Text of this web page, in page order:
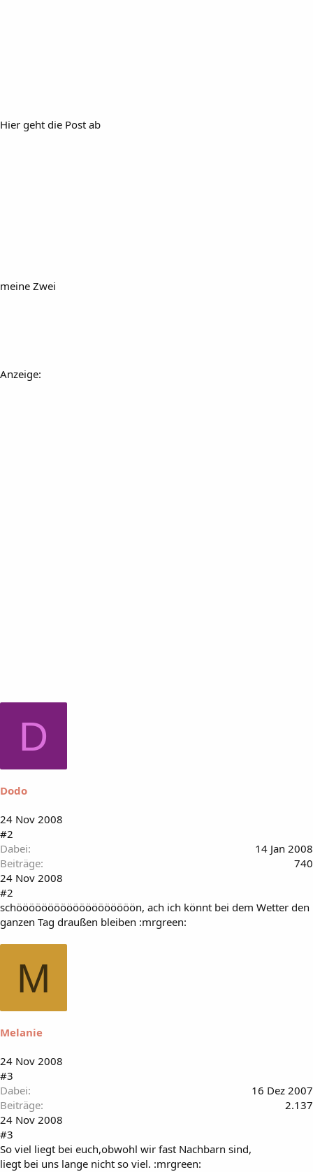
Hier geht die Post ab
meine Zwei
Anzeige:
D
Dodo
24 Nov 2008
#2
Dabei
14 Jan 2008
Beiträge
740
24 Nov 2008
#2
schööööööööööööööööööön, ach ich könnt bei dem Wetter den
ganzen Tag draußen bleiben :mrgreen:
M
Melanie
24 Nov 2008
#3
Dabei
16 Dez 2007
Beiträge
2.137
24 Nov 2008
#3
So viel liegt bei euch,obwohl wir fast Nachbarn sind,
liegt bei uns lange nicht so viel. :mrgreen: